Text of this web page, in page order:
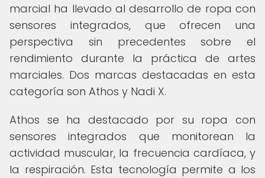
marcial ha llevado al desarrollo de ropa con
sensores integrados, que ofrecen una
perspectiva sin precedentes sobre el
rendimiento durante la práctica de artes
marciales. Dos marcas destacadas en esta
categoría son Athos y Nadi X.
Athos se ha destacado por su ropa con
sensores integrados que monitorean la
actividad muscular, la frecuencia cardíaca, y
la respiración. Esta tecnología permite a los